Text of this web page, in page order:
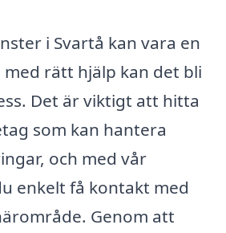
i Svartå kan vara en
rätt hjälp kan det bli
Det är viktigt att hitta
som kan hantera
och med vår
enkelt få kontakt med
Genom att